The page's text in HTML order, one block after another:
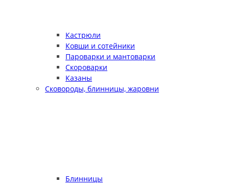
Кастрюли
Ковши и сотейники
Пароварки и мантоварки
Скороварки
Казаны
Сковороды, блинницы, жаровни
Блинницы